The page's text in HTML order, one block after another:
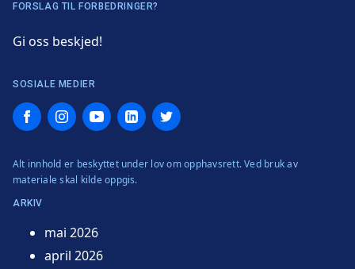
FORSLAG TIL FORBEDRINGER?
Gi oss beskjed!
SOSIALE MEDIER
FacebookInstagramYouTubeLinkedInTwitter
Alt innhold er beskyttet under lov om opphavsrett. Ved bruk av
materiale skal kilde oppgis.
ARKIV
mai 2026
april 2026